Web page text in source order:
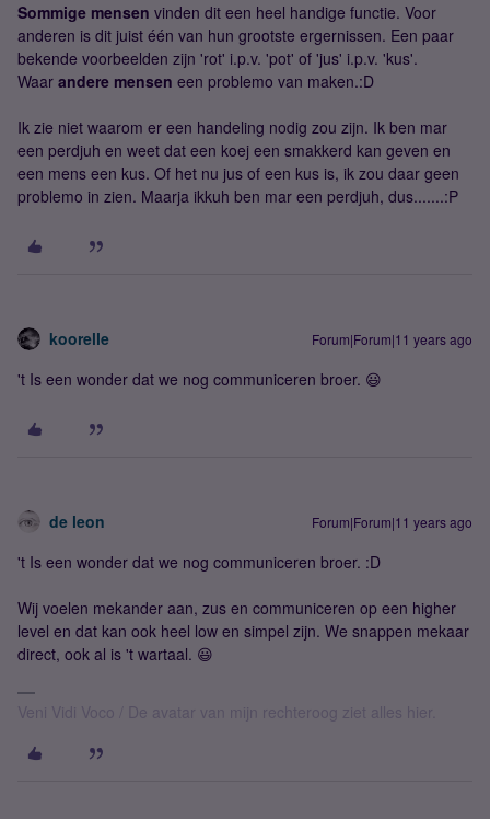
Sommige mensen vinden dit een heel handige functie. Voor
anderen is dit juist één van hun grootste ergernissen. Een paar
bekende voorbeelden zijn 'rot' i.p.v. 'pot' of 'jus' i.p.v. 'kus'.
Waar andere mensen een problemo van maken.:D
Ik zie niet waarom er een handeling nodig zou zijn. Ik ben mar
een perdjuh en weet dat een koej een smakkerd kan geven en
een mens een kus. Of het nu jus of een kus is, ik zou daar geen
problemo in zien. Maarja ikkuh ben mar een perdjuh, dus.......:P
koorelle Forum|Forum|11 years ago
't Is een wonder dat we nog communiceren broer. 😃
de leon Forum|Forum|11 years ago
't Is een wonder dat we nog communiceren broer. :D
Wij voelen mekander aan, zus en communiceren op een higher
level en dat kan ook heel low en simpel zijn. We snappen mekaar
direct, ook al is 't wartaal. 😃
Veni Vidi Voco / De avatar van mijn rechteroog ziet alles hier.